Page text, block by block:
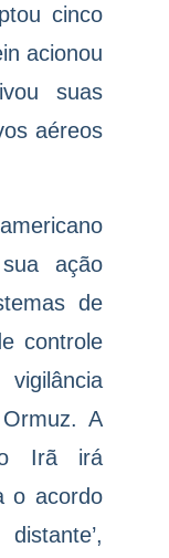
cinco
acionou
suas
aéreos
ação
de
controle
A
o Irã irá
o acordo